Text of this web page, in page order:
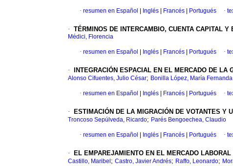
· resumen en Español Inglés Francés Portugués ·
· TÉRMINOS DE INTERCAMBIO, CUENTA CAPITAL
Médici, Florencia
· resumen en Español Inglés Francés Portugués ·
· INTEGRACIÓN ESPACIAL EN EL MERCADO DE
Alonso Cifuentes, Julio César; Bonilla López, María Fernanda
· resumen en Español Inglés Francés Portugués ·
· ESTIMACIÓN DE LA MIGRACIÓN DE VOTANTES Y
Troncoso Sepúlveda, Ricardo; Parés Bengoechea, Claudio
· resumen en Español Inglés Francés Portugués ·
· EL EMPAREJAMIENTO EN EL MERCADO
Castillo, Maribel ; Castro, Javier Andrés; Raffo, Leonardo;